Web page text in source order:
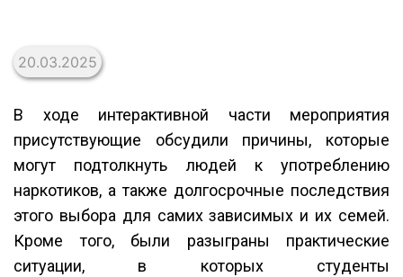
20.03.2025
В ходе интерактивной части мероприятия
присутствующие обсудили причины, которые
могут подтолкнуть людей к употреблению
наркотиков, а также долгосрочные последствия
этого выбора для самих зависимых и их семей.
Кроме того, были разыграны практические
ситуации, в которых студенты